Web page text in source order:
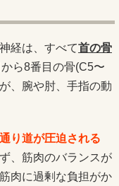
経は、すべて首の骨
ら8番目の骨(C5〜
、腕や肘、手指の動
り道が圧迫される
、筋肉のバランスが
肉に過剰な負担がか